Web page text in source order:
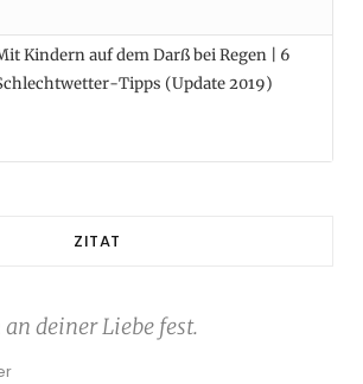
Kindern auf dem Darß bei Regen | 6
Tipps (Update 2019)
ZITAT
deiner Liebe fest.